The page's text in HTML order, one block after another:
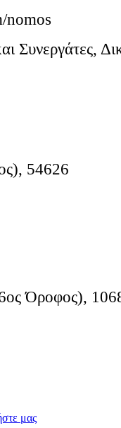
nomos
Συνεργάτες,
54626
Όροφος),
μας